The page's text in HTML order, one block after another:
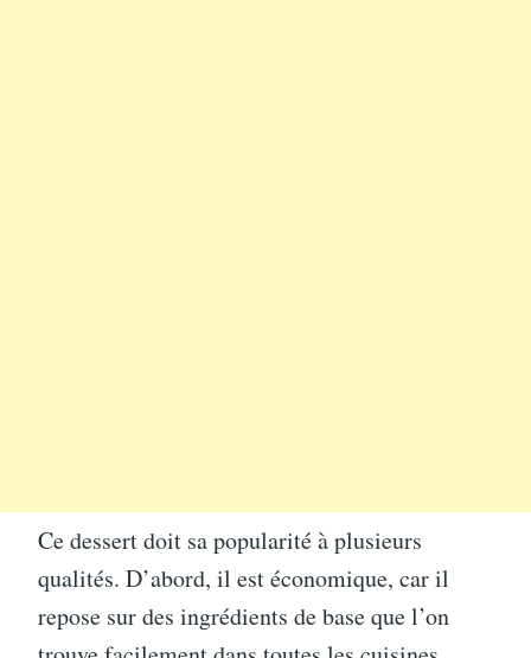
Ce dessert doit sa popularité à plusieurs
qualités. D’abord, il est économique, car il
repose sur des ingrédients de base que l’on